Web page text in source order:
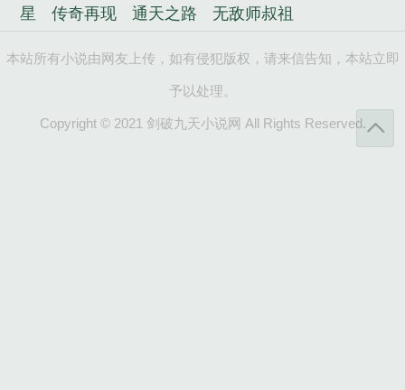
星
传奇再现 通天之路 无敌师叔祖
本站所有小说由网友上传，如有侵犯版权，请来信告知，本站立即
予以处理。
Copyright © 2021 剑破九天小说网 All Rights Reserved.